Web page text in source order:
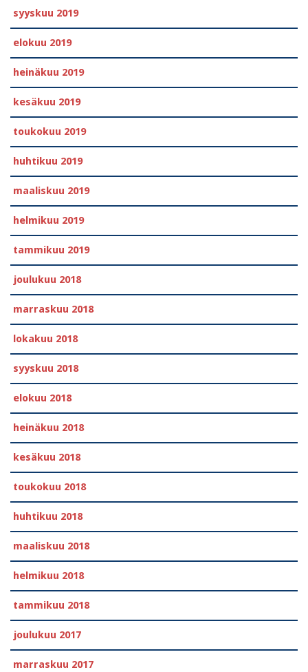
syyskuu 2019
elokuu 2019
heinäkuu 2019
kesäkuu 2019
toukokuu 2019
huhtikuu 2019
maaliskuu 2019
helmikuu 2019
tammikuu 2019
joulukuu 2018
marraskuu 2018
lokakuu 2018
syyskuu 2018
elokuu 2018
heinäkuu 2018
kesäkuu 2018
toukokuu 2018
huhtikuu 2018
maaliskuu 2018
helmikuu 2018
tammikuu 2018
joulukuu 2017
marraskuu 2017